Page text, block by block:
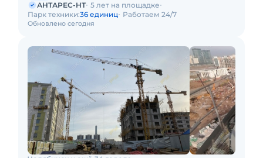
Обновлено сегодня
АНТАРЕС-НТ 5 лет на площадке
Парк техники:36 единиц Работаем 24/7